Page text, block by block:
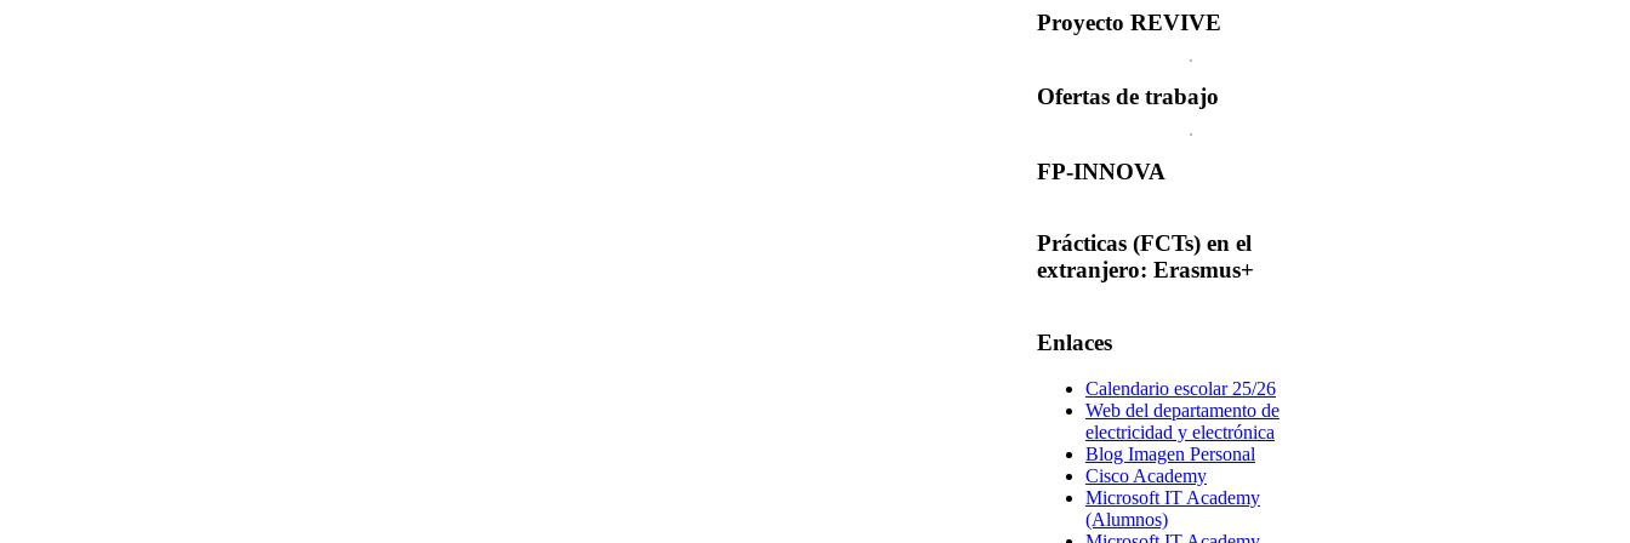
Proyecto REVIVE
Ofertas de trabajo
FP-INNOVA
Prácticas (FCTs) en el
extranjero: Erasmus+
Enlaces
Calendario escolar 25/26
Web del departamento de
electricidad y electrónica
Blog Imagen Personal
Cisco Academy
Microsoft IT Academy
(Alumnos)